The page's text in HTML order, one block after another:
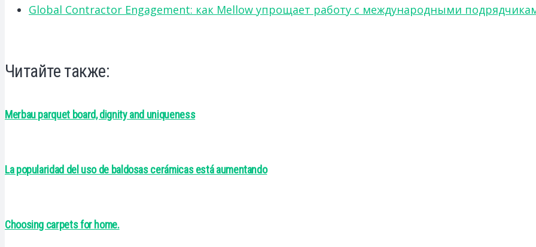
Global Contractor Engagement: как Mellow упрощает работу с международными
Читайте также:
Merbau parquet board, dignity and uniqueness
La popularidad del uso de baldosas cerámicas está aumentando
Choosing carpets for home.